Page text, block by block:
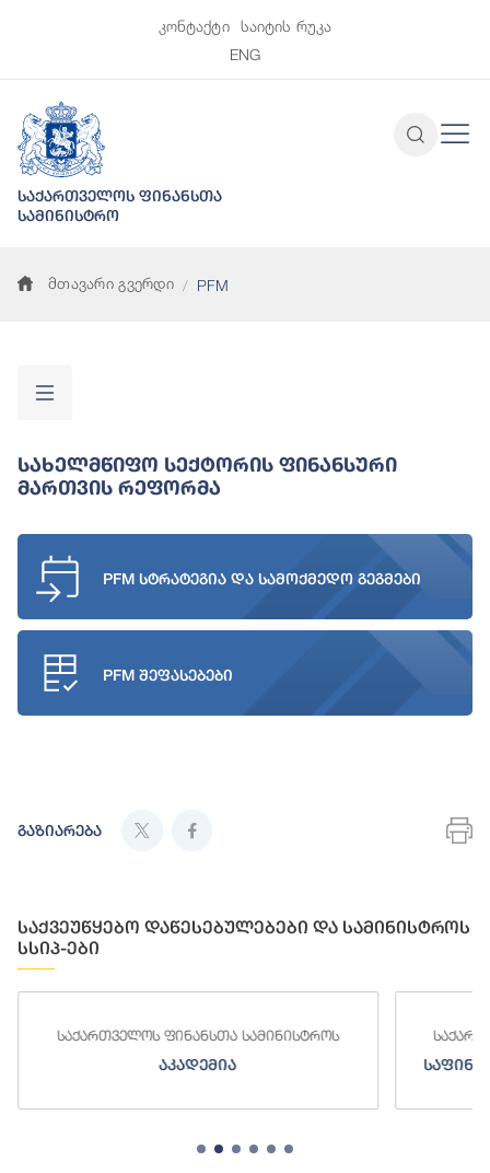
კონტაქტი
საიტის რუკა
ENG
საქართველოს ფინანსთა
სამინისტრო
მთავარი გვერდი PFM
Სახელმწიფო Სექტორის Ფინანსური
Მართვის Რეფორმა
PFM სტრატეგია და სამოქმედო გეგმები
PFM შეფასებები
გაზიარება
საქვეუწყებო დაწესებულებები და სამინისტროს
სსიპ-ები
საქართველოს ფინანსთა სამინისტროს
აკადემია